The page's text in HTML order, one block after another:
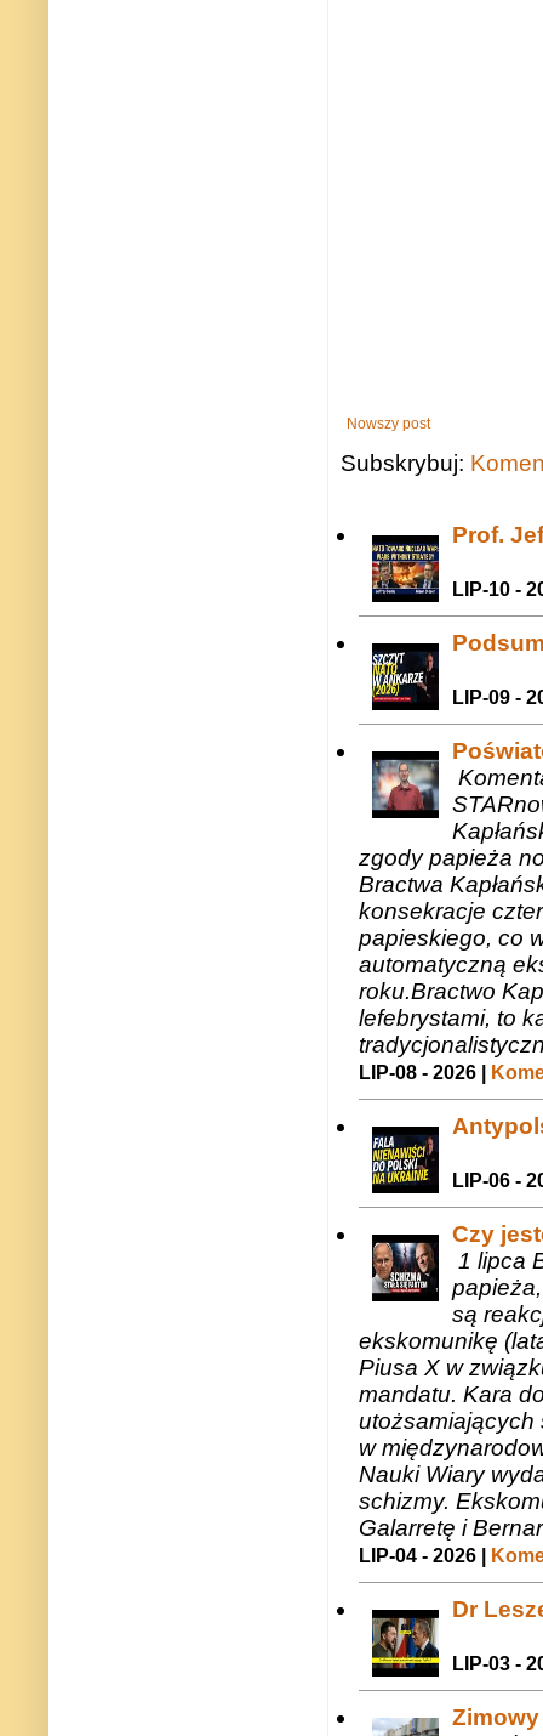
Nowszy post
Subskrybuj:
Prof.
LIP-10 -
LIP-09 -
zgody papieża
Bractwa
konsekracje
papieskiego, co
automatyczną
roku.Bractwo
lefebrystami, to
LIP-08 - 2026 |
LIP-06 -
Czy
1 lipca
są
ekskomunikę
Piusa X w
mandatu. Kara
utożsamiających
w
Nauki Wiary
schizmy.
Galarretę i
LIP-04 - 2026 |
Dr
LIP-03 -